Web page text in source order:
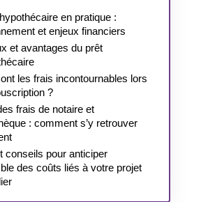
en pratique :
et enjeux financiers
et avantages du prêt
les frais incontournables lors
?
frais de notaire et
: comment s’y retrouver
conseils pour anticiper
des coûts liés à votre projet